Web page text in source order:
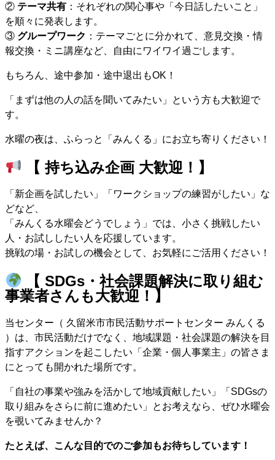
② テーマ共有 ：それぞれの関心事や「今日話したいこと」
を順々に発表します。
③ グループワーク ：テーマごとに分かれて、意見交換・情
報交換・ミニ講座など、自由にワイワイ過ごします。
もちろん、途中参加・途中退出もOK！
「まずは他の人の話を聞いてみたい」という方も大歓迎で
す。
水曜の夜は、ふらっと「みんくる」にお立ち寄りください！
【 持ち込み企画 大歓迎！】
「新企画を試したい」「ワークショップの練習がしたい」な
どなど、
「みんくる水曜会どうでしょう」では、小さく挑戦したい
人・お試ししたい人を応援しています。
挑戦の場・お試しの機会として、お気軽にご活用ください！
【 SDGs・社会課題解決に取り組む
事業者さんも大歓迎！】
当センター（ 久留米市市民活動サポートセンター みんくる
）は、市民活動だけでなく、地域課題・社会課題の解決を目
指すアクションを起こしたい「企業・個人事業主」の皆さま
にとっても開かれた場所です。
「自社の事業や強みを活かして地域貢献したい」「SDGsの
取り組みをさらに前に進めたい」とお考えなら、ぜひ水曜会
を覗いてみませんか？
たとえば、こんな目的でのご参加もお待ちしています！